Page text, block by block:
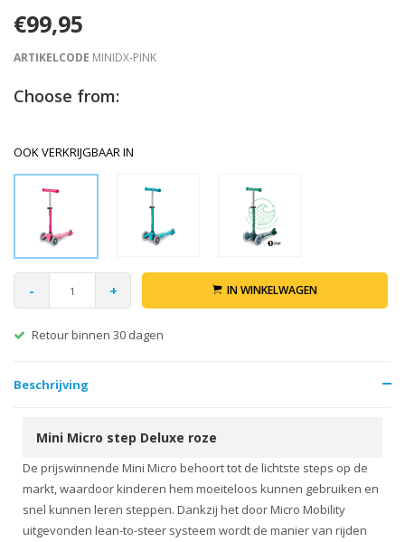
€99,95
ARTIKELCODE MINIDX-PINK
Choose from:
OOK VERKRIJGBAAR IN
- + IN WINKELWAGEN
Retour binnen 30 dagen
Beschrijving
Mini Micro step Deluxe roze
De prijswinnende Mini Micro behoort tot de lichtste steps op de
markt, waardoor kinderen hem moeiteloos kunnen gebruiken en
snel kunnen leren steppen. Dankzij het door Micro Mobility
uitgevonden lean-to-steer systeem wordt de manier van rijden